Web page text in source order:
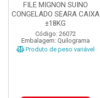
FILE MIGNON SUINO
CONGELADO SEARA CAIXA
±18KG
Código: 26072
Embalagem: Quilograma
Produto de peso variável